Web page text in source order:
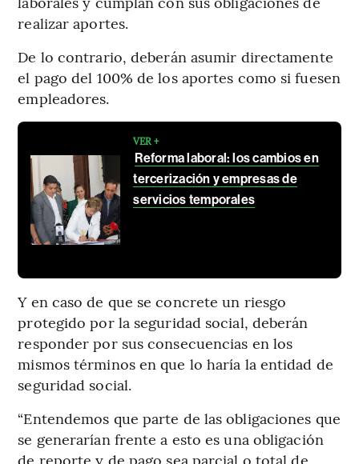
realizar aportes.
De lo contrario, deberán asumir directamente
el pago del 100% de los aportes como si fuesen
empleadores.
VER +
Reforma laboral: los cambios en
tercerización y empresas de
servicios temporales
Y en caso de que se concrete un riesgo
protegido por la seguridad social, deberán
responder por sus consecuencias en los
mismos términos en que lo haría la entidad de
seguridad social.
“Entendemos que parte de las obligaciones que
se generarían frente a esto es una obligación
de reporte y de pago sea parcial o total de